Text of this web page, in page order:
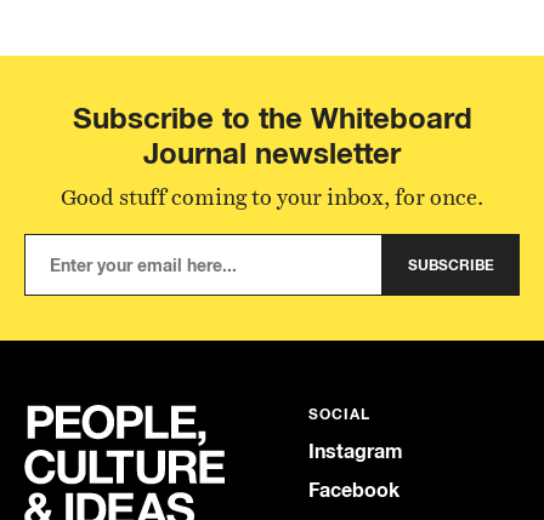
Subscribe to the Whiteboard
Journal newsletter
Good stuff coming to your inbox, for once.
SUBSCRIBE
SOCIAL
Instagram
Facebook